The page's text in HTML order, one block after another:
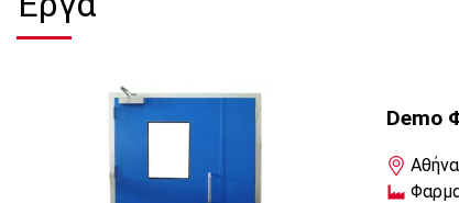
Demo
Αθήνα